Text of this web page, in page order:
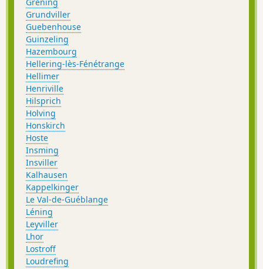
Grundviller
Guebenhouse
Guinzeling
Hazembourg
Hellering-lès-Fénétrange
Hellimer
Henriville
Hilsprich
Holving
Honskirch
Hoste
Insming
Insviller
Kalhausen
Kappelkinger
Le Val-de-Guéblange
Léning
Leyviller
Lhor
Lostroff
Loudrefing